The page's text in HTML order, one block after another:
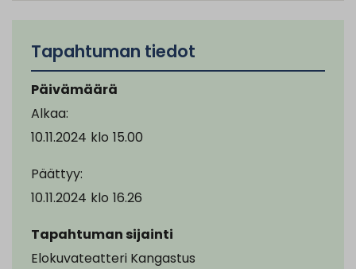
Tapahtuman tiedot
Päivämäärä
Alkaa:
10.11.2024 klo 15.00
Päättyy:
10.11.2024 klo 16.26
Tapahtuman sijainti
Elokuvateatteri Kangastus